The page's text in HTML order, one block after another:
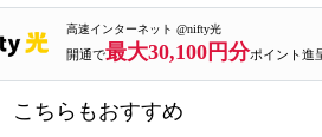
高速インターネット @nifty光
開通で最大30,100円分ポイント進
こちらもおすすめ